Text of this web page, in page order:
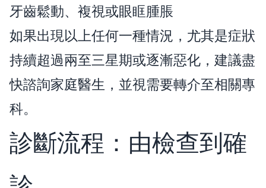
牙齒鬆動、複視或眼眶腫脹
如果出現以上任何一種情況，尤其是症狀
持續超過兩至三星期或逐漸惡化，建議盡
快諮詢家庭醫生，並視需要轉介至相關專
科。
診斷流程：由檢查到確